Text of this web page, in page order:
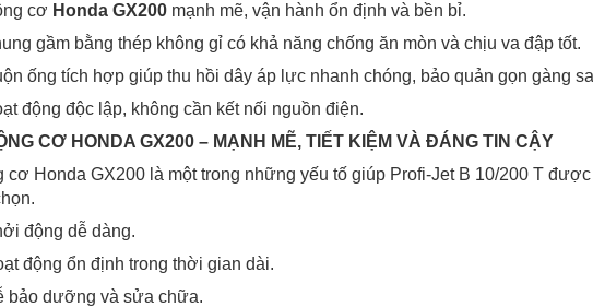
cơ Honda GX200 mạnh mẽ, vận hành ổn định và bền bỉ.
gầm bằng thép không gỉ có khả năng chống ăn mòn và chịu va đập tốt.
ống tích hợp giúp thu hồi dây áp lực nhanh chóng, bảo quản gọn gàng
động độc lập, không cần kết nối nguồn điện.
CƠ HONDA GX200 – MẠNH MẼ, TIẾT KIỆM VÀ ĐÁNG TIN CẬY
cơ Honda GX200 là một trong những yếu tố giúp Profi-Jet B 10/200 T
động dễ dàng.
động ổn định trong thời gian dài.
bảo dưỡng và sửa chữa.